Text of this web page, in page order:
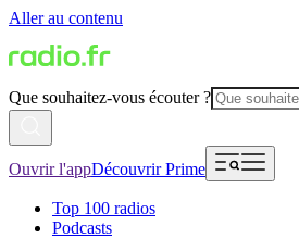
Aller au contenu
Que souhaitez-vous écouter ?
Ouvrir l'appDécouvrir Prime
Top 100 radios
Podcasts